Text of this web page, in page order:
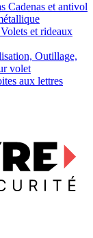
Cadenas et antivol
Volets et rideaux
Outillage,
volet
aux lettres